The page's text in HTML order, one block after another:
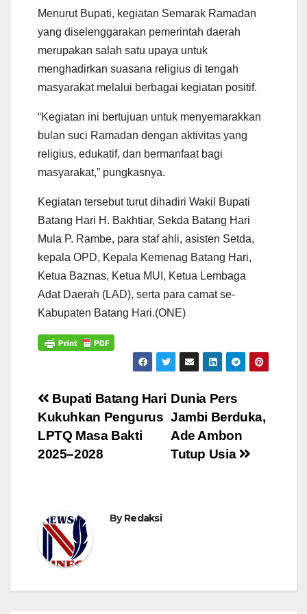
Menurut Bupati, kegiatan Semarak Ramadan
yang diselenggarakan pemerintah daerah
merupakan salah satu upaya untuk
menghadirkan suasana religius di tengah
masyarakat melalui berbagai kegiatan positif.
“Kegiatan ini bertujuan untuk menyemarakkan
bulan suci Ramadan dengan aktivitas yang
religius, edukatif, dan bermanfaat bagi
masyarakat,” pungkasnya.
Kegiatan tersebut turut dihadiri Wakil Bupati
Batang Hari H. Bakhtiar, Sekda Batang Hari
Mula P. Rambe, para staf ahli, asisten Setda,
kepala OPD, Kepala Kemenag Batang Hari,
Ketua Baznas, Ketua MUI, Ketua Lembaga
Adat Daerah (LAD), serta para camat se-
Kabupaten Batang Hari.(ONE)
Navigasi
pos
Dunia Pers
Jambi Berduka,
Ade Ambon
Tutup Usia
Bupati Batang Hari
Kukuhkan Pengurus
LPTQ Masa Bakti
2025–2028
ByRedaksi